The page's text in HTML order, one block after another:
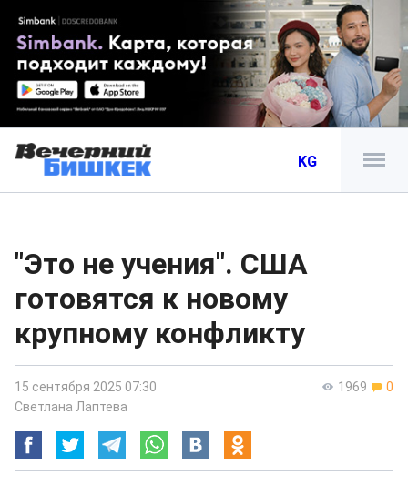
KG
"Это не учения". США
готовятся к новому
крупному конфликту
1969 0
15 сентября 2025 07:30
Светлана Лаптева